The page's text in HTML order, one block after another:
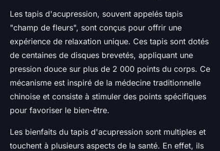
Les tapis d'acupression, souvent appelés tapis
"champ de fleurs", sont conçus pour offrir une
expérience de relaxation unique. Ces tapis sont dotés
de centaines de disques brevetés, appliquant une
pression douce sur plus de 2 000 points du corps. Ce
mécanisme est inspiré de la médecine traditionnelle
chinoise et consiste à stimuler des points spécifiques
pour favoriser le bien-être.
Les bienfaits du tapis d'acupression sont multiples et
touchent à plusieurs aspects de la santé. En effet, ils